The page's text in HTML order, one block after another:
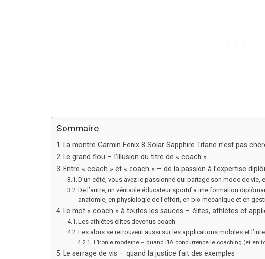
Sommaire
La montre Garmin Fenix 8 Solar Sapphire Titane n’est pas
Le grand flou – l’illusion du titre de « coach »
Entre « coach » et « coach » – de la passion à l’expertise
D’un côté, vous avez le passionné qui partage son mode de vie,
De l’autre, un véritable éducateur sportif a une formation
anatomie, en physiologie de l’effort, en bio-mécanique et en
Le mot « coach » à toutes les sauces – élites, athlètes et
Les athlètes élites devenus coach
Les abus se retrouvent aussi sur les applications mobiles et
L’ironie moderne – quand l’IA concurrence le coaching (et en
Le serrage de vis – quand la justice fait des exemples